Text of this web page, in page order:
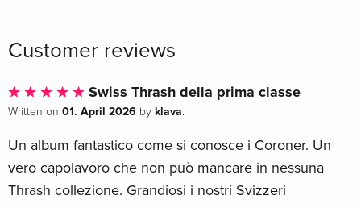
Customer reviews
Swiss Thrash della prima classe
Written on 01. April 2026 by klava.
Un album fantastico come si conosce i Coroner. Un
vero capolavoro che non può mancare in nessuna
Thrash collezione. Grandiosi i nostri Svizzeri